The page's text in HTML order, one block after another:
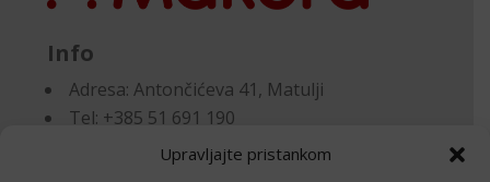
Upravljajte pristankom
Info
Adresa:Antončićeva 41, Matulji
Tel: +385 51 691 190
Email:knjigovodstvo@makora.hr